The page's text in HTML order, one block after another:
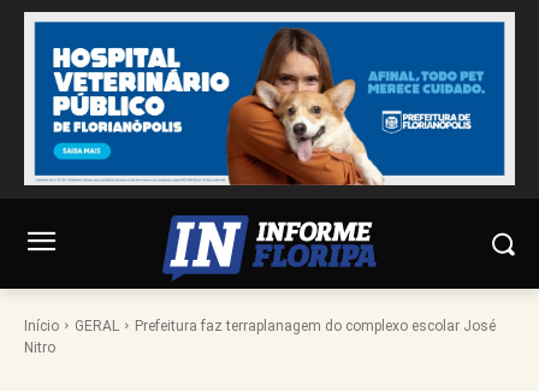
Início GERAL
Prefeitura faz terraplanagem do complexo escolar José
Nitro